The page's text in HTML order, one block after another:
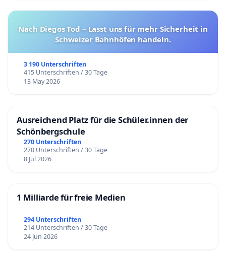
Nach Diegos Tod – Lasst uns für mehr Sicherheit in
Schweizer Bahnhöfen handeln.
3 190 Unterschriften
415 Unterschriften / 30 Tage
13 May 2026
Ausreichend Platz für die Schüler.innen der
Schönbergschule
270 Unterschriften
270 Unterschriften / 30 Tage
8 Jul 2026
1 Milliarde für freie Medien
294 Unterschriften
214 Unterschriften / 30 Tage
24 Jun 2026